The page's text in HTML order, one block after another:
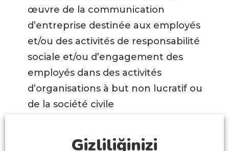
œuvre de la communication
d’entreprise destinée aux employés
et/ou des activités de responsabilité
sociale et/ou d’engagement des
employés dans des activités
d’organisations à but non lucratif ou
de la société civile
des autorisations d’accès à
Gizliliğinizi